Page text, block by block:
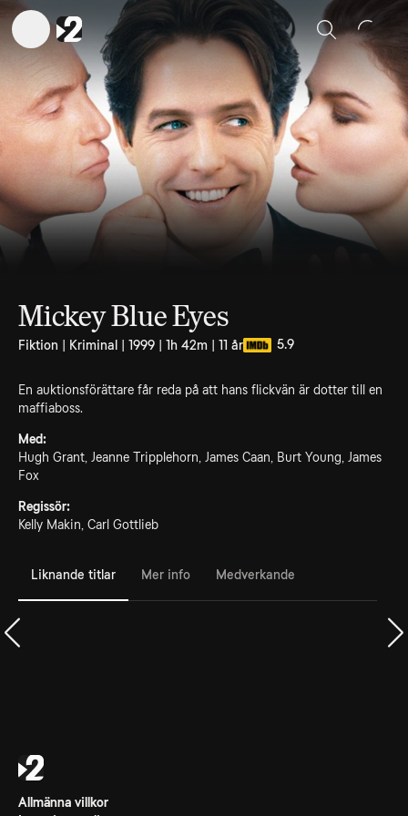
Sök
Mickey Blue Eyes
Fiktion | Kriminal | 1999 | 1h 42m | 11 år 5.9
En auktionsförättare får reda på att hans flickvän är dotter till en
maffiaboss.
Med:
Hugh Grant, Jeanne Tripplehorn, James Caan, Burt Young, James
Fox
Regissör:
Kelly Makin, Carl Gottlieb
Liknande titlar Mer info Medverkande
Allmänna villkor